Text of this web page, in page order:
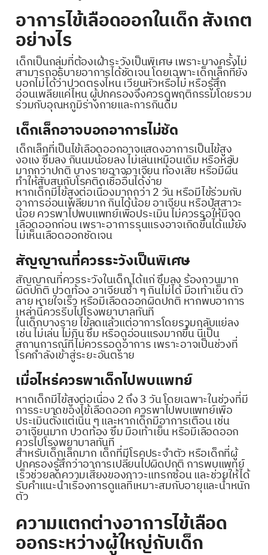
อาการไข้เลือดออกในเด็ก สังเกต
อย่างไร
เด็กเป็นกลุ่มที่ต้องเฝ้าระวังเป็นพิเศษ เพราะบางครั้งไม่
สามารถอธิบายอาการได้ชัดเจน โดยเฉพาะเด็กเล็กที่ยัง
บอกไม่ได้ว่าปวดตรงไหน เวียนหัวหรือไม่ หรือรู้สึก
อ่อนเพลียแค่ไหน ผู้ปกครองจึงควรดูพฤติกรรมโดยรวม
ร่วมกับอุณหภูมิร่างกายและการกินดื่ม
เด็กเล็กอาจบอกอาการไม่ชัด
เด็กเล็กที่เป็นไข้เลือดออกอาจแสดงอาการเป็นไข้สูง
งอแง ซึมลง กินนมน้อยลง ไม่เล่นเหมือนเดิม หรือหลับ
มากกว่าปกติ บางรายอาจอาเจียน ท้องเสีย หรือมีผื่น
ทำให้สับสนกับโรคติดเชื้ออื่นได้ง่าย
หากเด็กมีไข้สูงต่อเนื่องมากกว่า 2 วัน หรือมีไข้ร่วมกับ
อาการอ่อนเพลียมาก กินได้น้อย อาเจียน หรือปัสสาวะ
น้อย ควรพาไปพบแพทย์เพื่อประเมิน ไม่ควรรอให้มีจุด
เลือดออกก่อน เพราะอาการรุนแรงอาจเกิดขึ้นได้แม้ยัง
ไม่เห็นเลือดออกชัดเจน
สัญญาณที่ควรระวังเป็นพิเศษ
สัญญาณที่ควรระวังในเด็ก ได้แก่ ซึมลง ร้องกวนมาก
ผิดปกติ ปวดท้อง อาเจียนซ้ำ ๆ กินไม่ได้ มือเท้าเย็น ตัว
ลาย หายใจเร็ว หรือมีเลือดออกผิดปกติ หากพบอาการ
เหล่านี้ควรรีบไปโรงพยาบาลทันที
ในเด็กบางราย ไข้ลดแล้วแต่อาการโดยรวมกลับแย่ลง
เช่น ไม่เล่น ไม่กิน ซึม หรือดูอ่อนแรงมากขึ้น นี่เป็น
สถานการณ์ที่ไม่ควรรอดูอาการ เพราะอาจเป็นช่วงที่
โรคกำลังเข้าสู่ระยะอันตราย
เมื่อไหร่ควรพาเด็กไปพบแพทย์
หากเด็กมีไข้สูงต่อเนื่อง 2 ถึง 3 วัน โดยเฉพาะในช่วงที่มี
การระบาดของไข้เลือดออก ควรพาไปพบแพทย์เพื่อ
ประเมินตั้งแต่เนิ่น ๆ และหากเด็กมีอาการเตือน เช่น
อาเจียนมาก ปวดท้อง ซึม มือเท้าเย็น หรือมีเลือดออก
ควรไปโรงพยาบาลทันที
สำหรับเด็กเล็กมาก เด็กที่มีโรคประจำตัว หรือเด็กที่ผู้
ปกครองรู้สึกว่าอาการเปลี่ยนไปผิดปกติ การพบแพทย์
เร็วช่วยลดความเสี่ยงของภาวะแทรกซ้อน และช่วยให้ได้
รับคำแนะนำเรื่องการดูแลที่เหมาะสมกับอายุและน้ำหนัก
ตัว
ความแตกต่างอาการไข้เลือด
ออกระหว่างผู้ใหญ่กับเด็ก